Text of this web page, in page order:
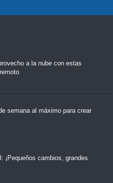
a la nube con estas
semana al máximo para crear
¡Pequeños cambios, grandes